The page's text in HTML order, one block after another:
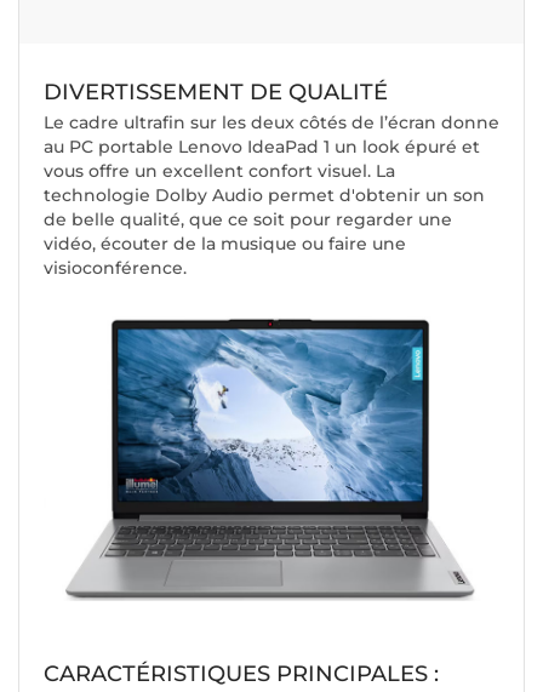
DIVERTISSEMENT DE QUALITÉ
Le cadre ultrafin sur les deux côtés de l’écran donne
au PC portable Lenovo IdeaPad 1 un look épuré et
vous offre un excellent confort visuel. La
technologie Dolby Audio permet d'obtenir un son
de belle qualité, que ce soit pour regarder une
vidéo, écouter de la musique ou faire une
visioconférence.
CARACTÉRISTIQUES PRINCIPALES :